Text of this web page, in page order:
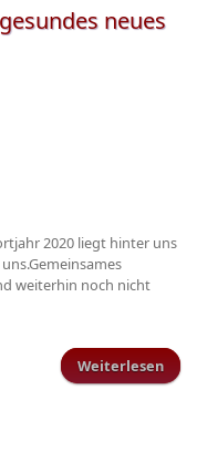
neues
2020 liegt hinter uns
weiterhin noch nicht
Weiterlesen